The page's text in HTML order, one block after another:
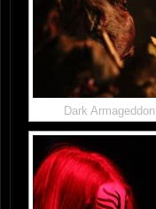
Dark Armageddon